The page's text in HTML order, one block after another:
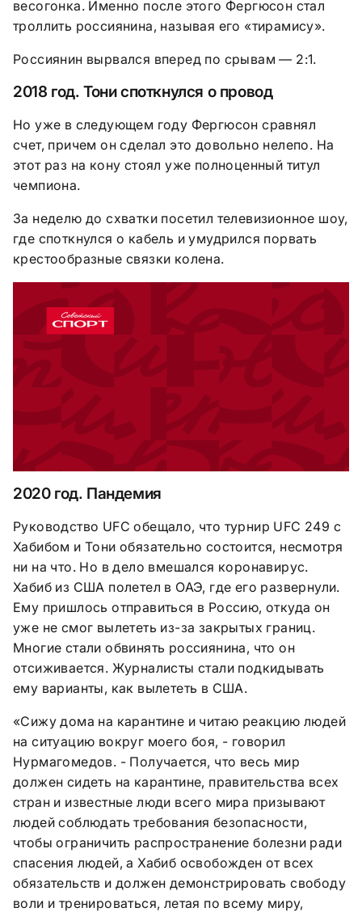
весогонка. Именно после этого Фергюсон стал
троллить россиянина, называя его «тирамису».
Россиянин вырвался вперед по срывам — 2:1.
2018 год. Тони споткнулся о провод
Но уже в следующем году Фергюсон сравнял
счет, причем он сделал это довольно нелепо. На
этот раз на кону стоял уже полноценный титул
чемпиона.
За неделю до схватки посетил телевизионное шоу,
где споткнулся о кабель и умудрился порвать
крестообразные связки колена.
2020 год. Пандемия
Руководство UFCобещало, что турнир UFC 249 с
Хабибом и Тони обязательно состоится, несмотря
ни на что. Но в дело вмешался коронавирус.
Хабиб из США полетел в ОАЭ, где его развернули.
Ему пришлось отправиться в Россию, откуда он
уже не смог вылететь из-за закрытых границ.
Многие стали обвинять россиянина, что он
отсиживается. Журналисты стали подкидывать
ему варианты, как вылететь в США.
«Сижу дома на карантине и читаю реакцию людей
на ситуацию вокруг моего боя, - говорил
Нурмагомедов. - Получается, что весь мир
должен сидеть на карантине, правительства всех
стран и известные люди всего мира призывают
людей соблюдать требования безопасности,
чтобы ограничить распространение болезни ради
спасения людей, а Хабиб освобожден от всех
обязательств и должен демонстрировать свободу
воли и тренироваться, летая по всему миру,